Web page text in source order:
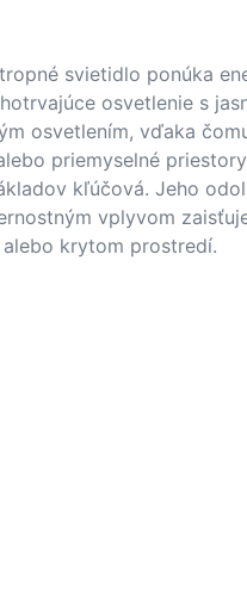
svietidlo ponúka
osvetlenie s
osvetlením, vďaka
priemyselné
kľúčová. Jeho
vplyvom
krytom prostredí.